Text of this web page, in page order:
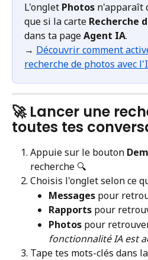
L'onglet Photos n'apparaît
que si la carte Recherche
dans ta page Agent IA.
→ Découvrir comment
recherche de photos avec
🚀 Lancer une
toutes tes
Appuie sur le bouton
recherche 🔍
Choisis l'onglet selon ce
Messages pour
Rapports pour
Photos pour
fonctionnalité IA est
Tape tes mots-clés dans